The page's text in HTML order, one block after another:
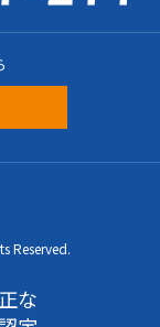
Reserved.
な